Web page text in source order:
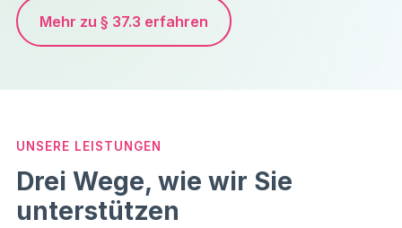
Mehr zu § 37.3 erfahren
UNSERE LEISTUNGEN
Drei Wege, wie wir Sie
unterstützen